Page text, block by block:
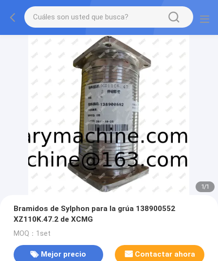
1/1
Bramidos de Sylphon para la grúa 138900552
XZ110K.47.2 de XCMG
MOQ：1set
Mejor precio Contactar ahora